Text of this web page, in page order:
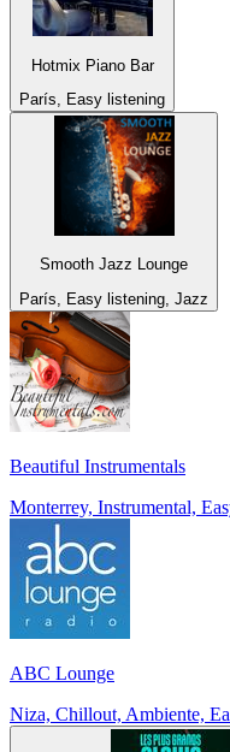
Hotmix Piano Bar
París, Easy listening
Smooth Jazz Lounge
París, Easy listening, Jazz
Beautiful Instrumentals
Monterrey, Instrumental,
ABC Lounge
Niza, Chillout, Ambiente,